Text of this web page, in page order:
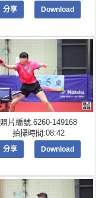
分享 Download
照片編號:6260-149168
拍攝時間:08:42
分享 Download